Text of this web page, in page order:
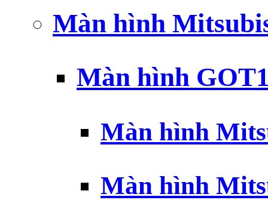
Màn hình
Màn hình
Màn hình
Màn hình